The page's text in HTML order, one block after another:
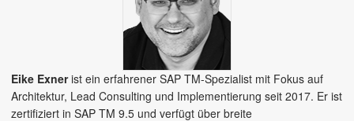
Eike Exnerist ein erfahrener SAP TM-Spezialist mit Fokus auf
Architektur, Lead Consulting und Implementierung seit 2017. Er ist
zertifiziert in SAP TM 9.5 und verfügt über breite